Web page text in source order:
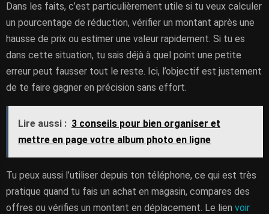
Dans les faits, c’est particulièrement utile si tu veux calculer
un pourcentage de réduction, vérifier un montant après une
hausse de prix ou estimer une valeur rapidement. Si tu es
dans cette situation, tu sais déjà à quel point une petite
erreur peut fausser tout le reste. Ici, l’objectif est justement
de te faire gagner en précision sans effort.
Lire aussi : 3 conseils pour bien organiser et
mettre en page votre album photo en ligne
Tu peux aussi l’utiliser depuis ton téléphone, ce qui est très
pratique quand tu fais un achat en magasin, compares des
offres ou vérifies un montant en déplacement. Le lien voir